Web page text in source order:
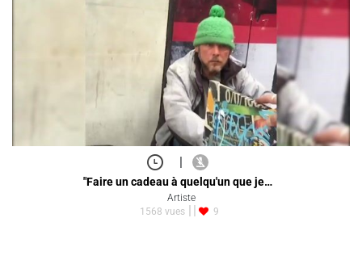
|
"Faire un cadeau à quelqu'un que je…
Artiste
1568 vues
9